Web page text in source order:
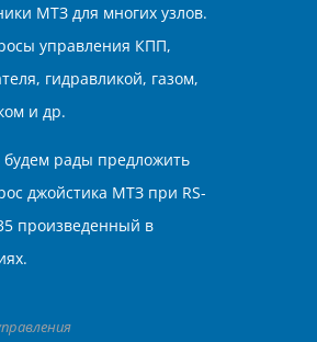
МТЗ для многих узлов.
управления КПП,
гидравликой, газом,
и др.
рады предложить
джойстика МТЗ при RS-
произведенный в